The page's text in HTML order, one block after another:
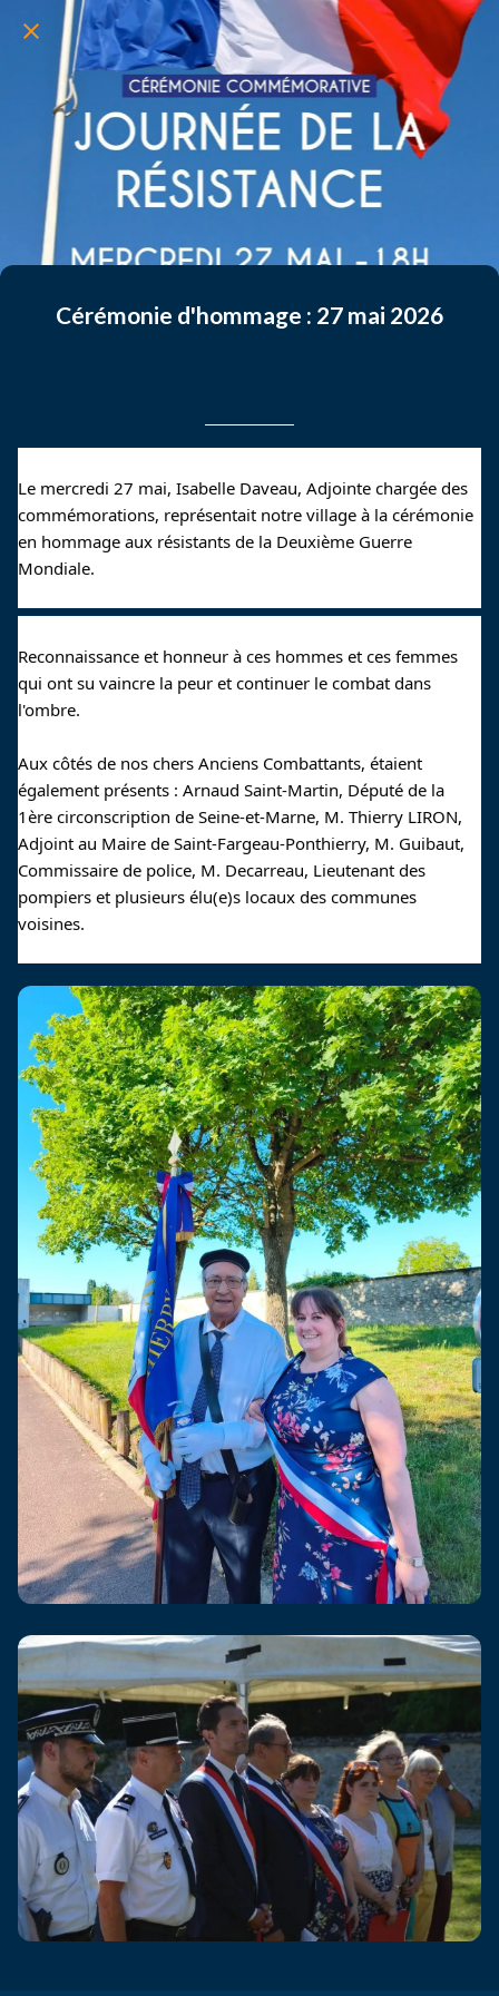
Cérémonie d'hommage : 27 mai 2026
Le mercredi 27 mai, Isabelle Daveau, Adjointe chargée des
commémorations, représentait notre village à la cérémonie
en hommage aux résistants de la Deuxième Guerre
Mondiale.
Reconnaissance et honneur à ces hommes et ces femmes
qui ont su vaincre la peur et continuer le combat dans
l'ombre.
Aux côtés de nos chers Anciens Combattants, étaient
également présents : Arnaud Saint-Martin, Député de la
1ère circonscription de Seine-et-Marne, M. Thierry LIRON,
Adjoint au Maire de Saint-Fargeau-Ponthierry, M. Guibaut,
Commissaire de police, M. Decarreau, Lieutenant des
pompiers et plusieurs élu(e)s locaux des communes
voisines.